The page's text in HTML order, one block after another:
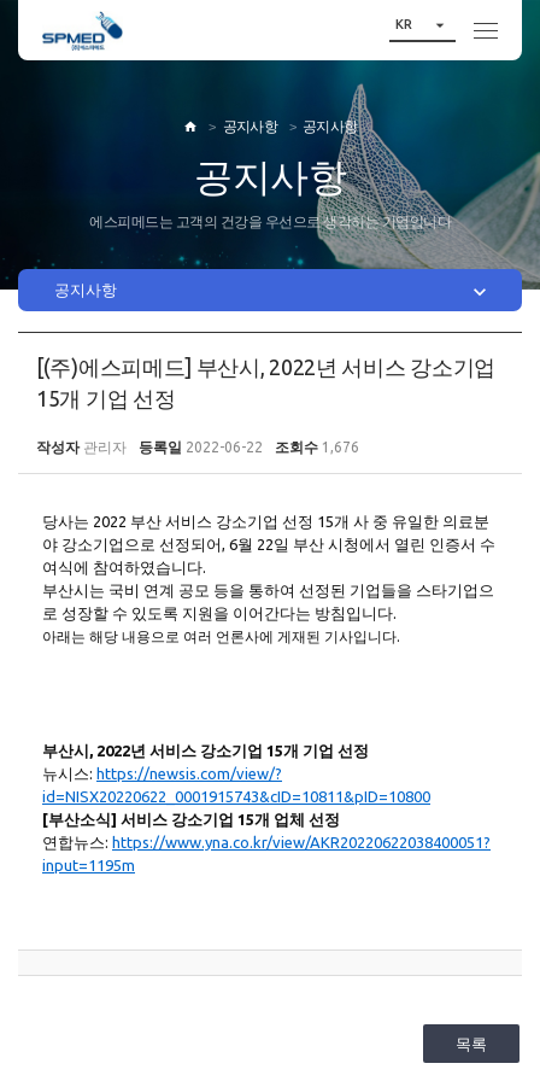
KR 
 공지사항 공지사항
공지사항
에스피메드는 고객의 건강을 우선으로 생각하는 기업입니다
공지사항 
[(주)에스피메드] 부산시, 2022년 서비스 강소기업
15개 기업 선정
작성자 관리자 등록일 2022-06-22 조회수 1,676
당사는 2022 부산 서비스 강소기업 선정 15개 사 중 유일한 의료분
야 강소기업으로 선정되어, 6월 22일 부산 시청에서 열린 인증서 수
여식에 참여하였습니다.
부산시는 국비 연계 공모 등을 통하여 선정된 기업들을 스타기업으
로 성장할 수 있도록 지원을 이어간다는 방침입니다.
아래는 해당 내용으로 여러 언론사에 게재된 기사입니다.
부산시, 2022년 서비스 강소기업 15개 기업 선정
뉴시스: https://newsis.com/view/?
id=NISX20220622_0001915743&cID=10811&pID=10800
[부산소식] 서비스 강소기업 15개 업체 선정
연합뉴스: https://www.yna.co.kr/view/AKR20220622038400051?
input=1195m
목록